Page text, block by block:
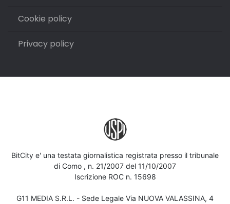
Cookie policy
Privacy policy
BitCity e' una testata giornalistica registrata presso il tribunale
di Como , n. 21/2007 del 11/10/2007
Iscrizione ROC n. 15698
G11 MEDIA S.R.L. - Sede Legale Via NUOVA VALASSINA, 4